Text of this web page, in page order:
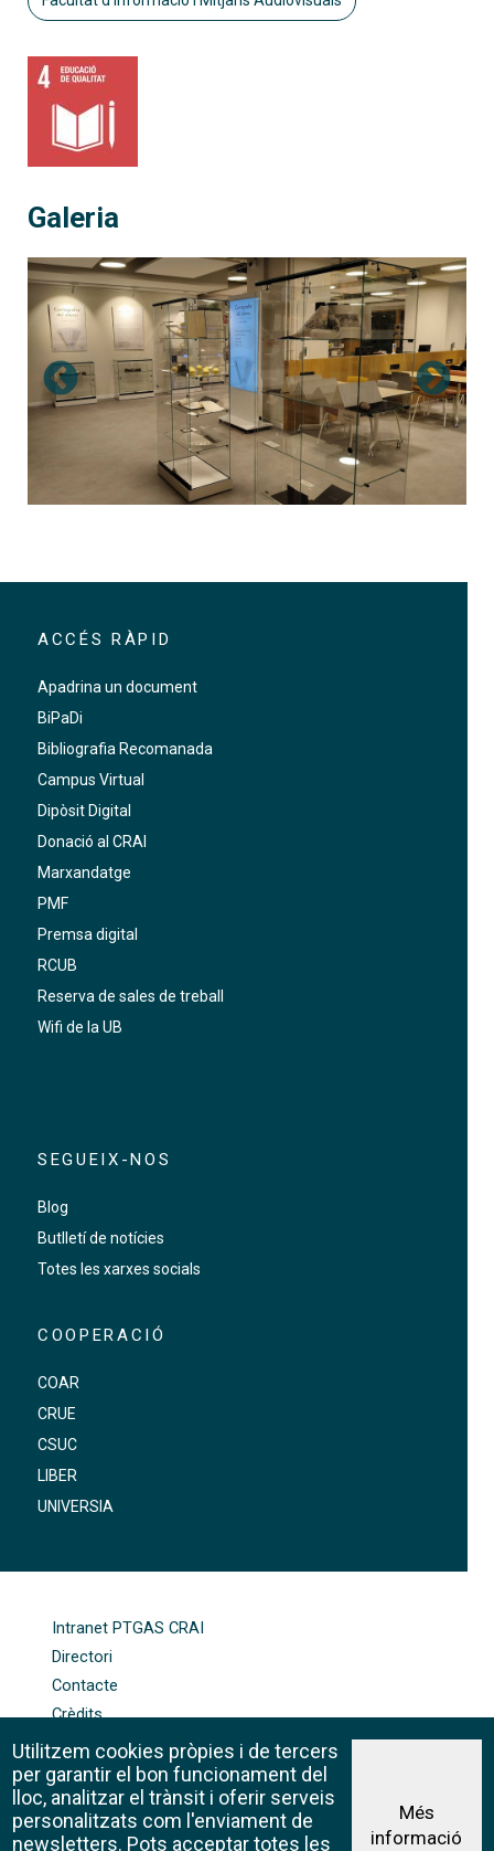
Galeria
ACCÉS RÀPID
Apadrina un document
BiPaDi
Bibliografia Recomanada
Campus Virtual
Dipòsit Digital
Donació al CRAI
Marxandatge
PMF
Premsa digital
RCUB
Reserva de sales de treball
Wifi de la UB
SEGUEIX-NOS
Blog
Butlletí de notícies
Totes les xarxes socials
COOPERACIÓ
COAR
CRUE
CSUC
LIBER
UNIVERSIA
Intranet PTGAS CRAI
Directori
Contacte
Crèdits
Mapa web
Política de galetes
Avís legal
Utilitzem cookies pròpies i de tercers
per garantir el bon funcionament del
lloc, analitzar el trànsit i oferir serveis
personalitzats com l'enviament de
newsletters. Pots acceptar totes les
Més
informació